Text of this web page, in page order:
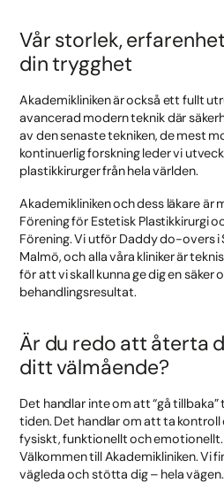
Vår storlek,
din trygghet
Akademikliniken är också ett fullt
avancerad modern teknik där
av den senaste tekniken, de mest
kontinuerlig forskning leder vi
plastikkirurger från hela världen.
Akademikliniken och dess läkare är
Förening för Estetisk Plastikkirurgi
Förening. Vi utför Daddy do-overs
Malmö, och alla våra kliniker är
för att vi skall kunna ge dig en
behandlingsresultat.
Är du redo att återta
ditt välmående?
Det handlar inte om att “gå tillbaka”
tiden. Det handlar om att ta kontroll
fysiskt, funktionellt och emotionellt.
Välkommen till Akademikliniken. Vi
vägleda och stötta dig – hela vägen.